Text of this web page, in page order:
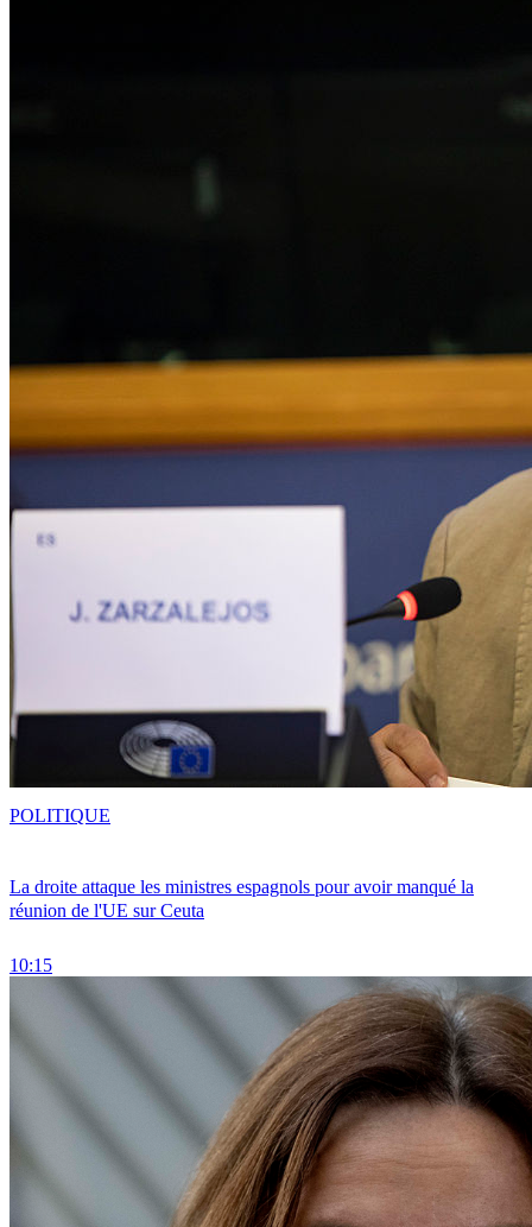
La droite attaque les ministres espagnols pour avoir manqué la
réunion de l'UE sur Ceuta
10:15
POLITIQUE